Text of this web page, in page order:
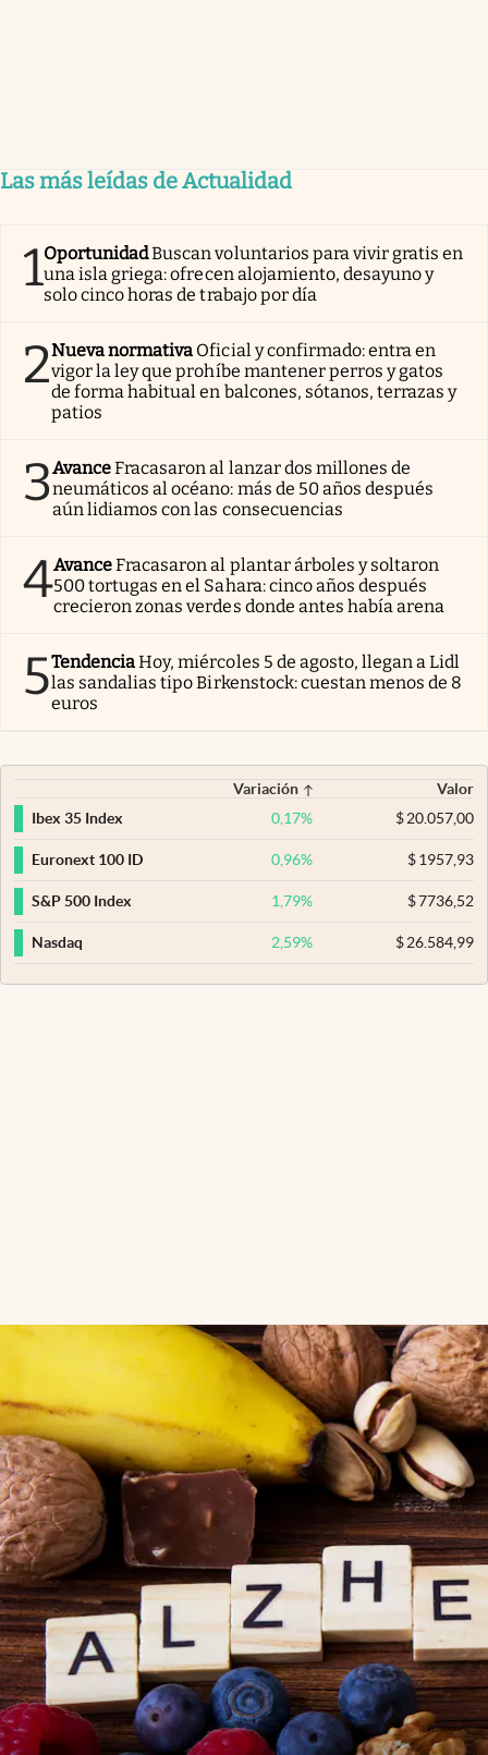
Las más leídas de Actualidad
1OportunidadBuscan voluntarios para vivir gratis en
una isla griega: ofrecen alojamiento, desayuno y
solo cinco horas de trabajo por día
2Nueva normativa Oficial y confirmado: entra en
vigor la ley que prohíbe mantener perros y gatos
de forma habitual en balcones, sótanos, terrazas y
patios
3AvanceFracasaron al lanzar dos millones de
neumáticos al océano: más de 50 años después
aún lidiamos con las consecuencias
4AvanceFracasaron al plantar árboles y soltaron
500 tortugas en el Sahara: cinco años después
crecieron zonas verdes donde antes había arena
5TendenciaHoy, miércoles 5 de agosto, llegan a Lidl
las sandalias tipo Birkenstock: cuestan menos de 8
euros
Variación
Valor
Ibex 35 Index
0,17% $20.057,00
Euronext 100 ID 0,96% $1957,93
S&P 500 Index 1,79% $7736,52
Nasdaq 2,59% $26.584,99